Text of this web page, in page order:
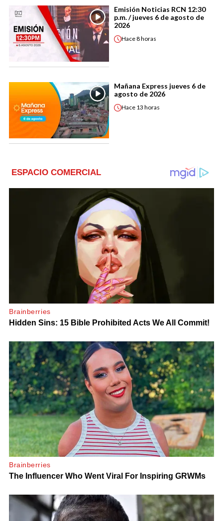
Emisión Noticias RCN 12:30
p.m. / jueves 6 de agosto de
2026
Hace8 horas
Mañana Express jueves 6 de
agosto de 2026
Hace 13 horas